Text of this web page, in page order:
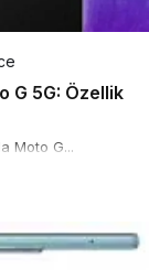
G 5G: Özellik
Moto G...